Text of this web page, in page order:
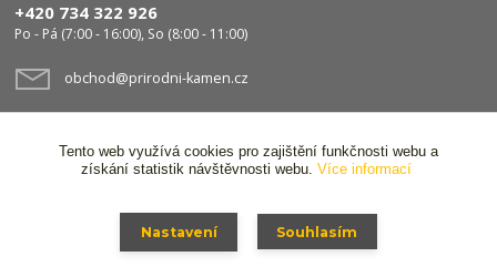
+420 734 322 926
Po - Pá (7:00 - 16:00), So (8:00 - 11:00)
obchod@prirodni-kamen.cz
© 2024 Stavocentrum FPS s.r.o. Všechna práva vyhrazena,
Tento web využívá cookies pro zajištění funkčnosti webu a
získání statistik návštěvnosti webu. Více informací
Nastavení Souhlasím